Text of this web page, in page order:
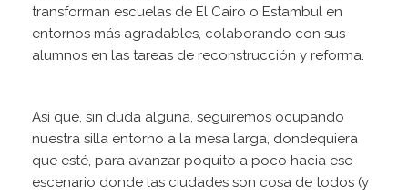
transforman escuelas de El Cairo o Estambul en
entornos más agradables, colaborando con sus
alumnos en las tareas de reconstrucción y reforma.
Así que, sin duda alguna, seguiremos ocupando
nuestra silla entorno a la mesa larga, dondequiera
que esté, para avanzar poquito a poco hacia ese
escenario donde las ciudades son cosa de todos (y